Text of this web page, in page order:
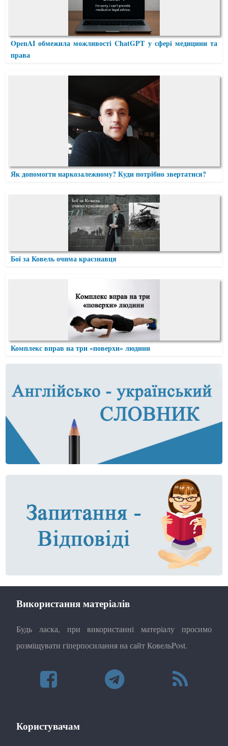
OpenAI обмежила можливості ChatGPT у сфері медицини та
права
Як допомогти наркозалежному? Куди потрібно звертатися?
Бої за Ковель очима краєзнавця
Комплекс вправ на три «поверхи» людини
Використання матеріалів
Будь ласка, при використанні матеріалу просимо
розміщувати гіперпосилання на сайт КовельPost.
Користувачам